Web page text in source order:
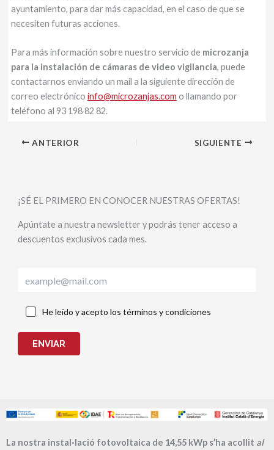
ayuntamiento, para dar más capacidad, en el caso de que se
necesiten futuras acciones.
Para más información sobre nuestro servicio de microzanja
para la instalación de cámaras de video vigilancia, puede
contactarnos enviando un mail a la siguiente dirección de
correo electrónico info@microzanjas.com o llamando por
teléfono al 93 198 82 82.
ANTERIOR SIGUIENTE
¡SÉ EL PRIMERO EN CONOCER NUESTRAS OFERTAS!
Apúntate a nuestra newsletter y podrás tener acceso a
descuentos exclusivos cada mes.
He leído y acepto los términos y condiciones
ENVIAR
La nostra instal·lació fotovoltaica de 14,55 kWp s’ha acollit al